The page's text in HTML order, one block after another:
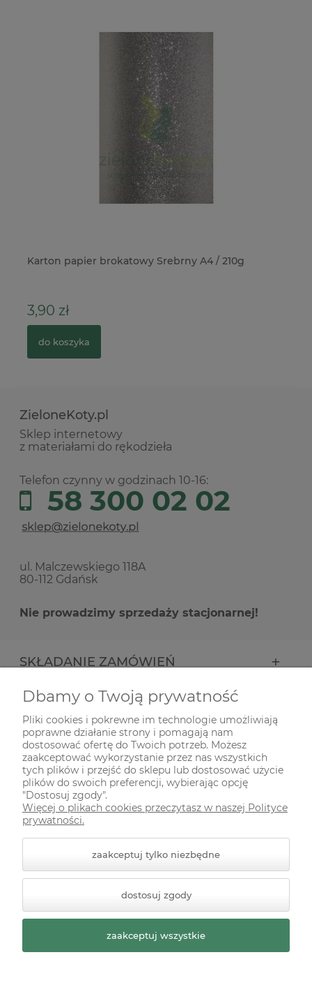
Karton papier brokatowy Srebrny A4 / 210g
3,90 zł
do koszyka
ZieloneKoty.pl
Sklep internetowy
z materiałami do rękodzieła
Telefon czynny w godzinach 10-16:
58 300 02 02
ul. Malczewskiego 118A
80-112 Gdańsk
Nie prowadzimy sprzedaży stacjonarnej!
SKŁADANIE ZAMÓWIEŃ
INFORMACJE
ODWIEDŹ NAS NA
Styl graficzny ShopGadget.pl
Sklep internetowy Shoper
Premium
Dbamy o Twoją prywatność
Pliki cookies i pokrewne im technologie umożliwiają
poprawne działanie strony i pomagają nam
dostosować ofertę do Twoich potrzeb. Możesz
zaakceptować wykorzystanie przez nas wszystkich
tych plików i przejść do sklepu lub dostosować użycie
plików do swoich preferencji, wybierając opcję
"Dostosuj zgody".
Więcej o plikach cookies przeczytasz w naszej Polityce
prywatności.
zaakceptuj tylko niezbędne
dostosuj zgody
zaakceptuj wszystkie